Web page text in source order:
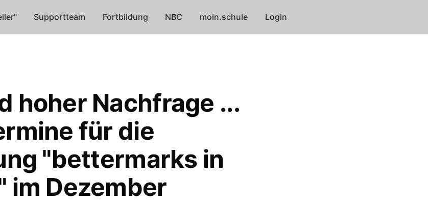
Supportteam Fortbildung NBC moin.schule Login
hoher Nachfrage ...
für die
"bettermarks in
im Dezember